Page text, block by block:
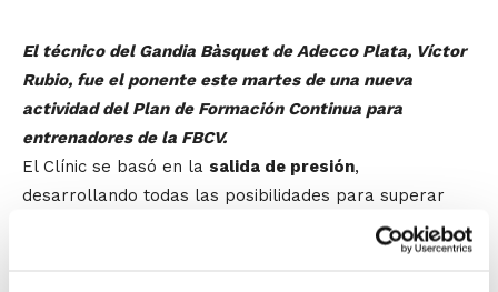
El técnico del Gandia Bàsquet de Adecco Plata, Víctor
Rubio, fue el ponente este martes de una nueva
actividad del Plan de Formación Continua para
entrenadores de la FBCV.
El Clínic se basó en la salida de presión,
desarrollando todas las posibilidades para superar
con éxito los planteamientos defensivos del rival,